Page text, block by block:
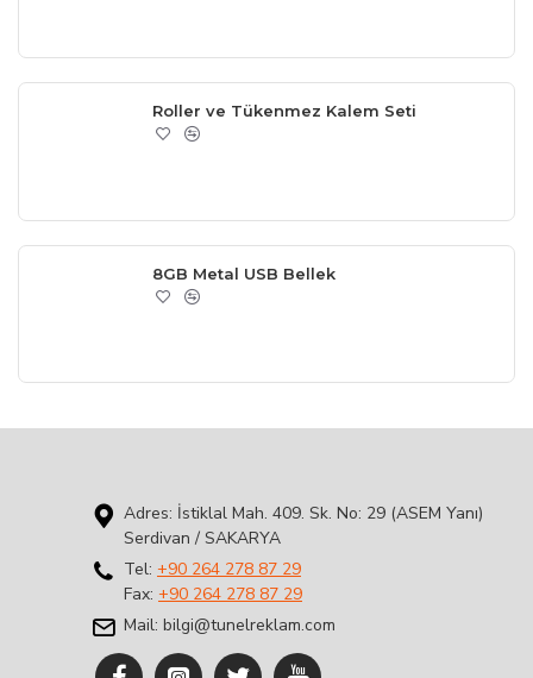
Roller ve Tükenmez Kalem Seti
8GB Metal USB Bellek
Adres: İstiklal Mah. 409. Sk. No: 29 (ASEM Yanı)
Serdivan / SAKARYA
Tel: +90 264 278 87 29
Fax: +90 264 278 87 29
Mail: bilgi@tunelreklam.com